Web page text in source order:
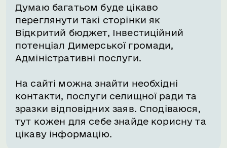
Думаю багатьом буде цікаво
переглянути такі сторінки як
Відкритий бюджет, Інвестиційний
потенціал Димерської громади,
Адміністративні послуги.
На сайті можна знайти необхідні
контакти, послуги селищної ради та
зразки відповідних заяв. Сподіваюся,
тут кожен для себе знайде корисну та
цікаву інформацію.